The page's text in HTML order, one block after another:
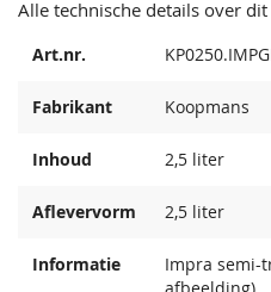
Alle technische details over
Art.nr.
Fabrikant Koopmans
Inhoud 2,5 liter
Aflevervorm 2,5 liter
Informatie
Impra semi-